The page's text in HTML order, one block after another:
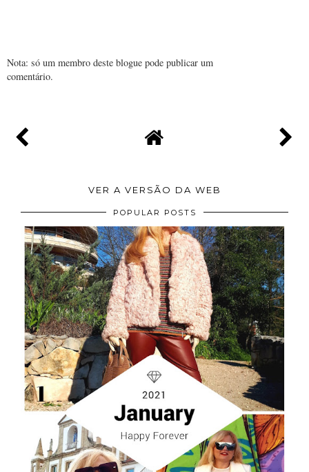
Nota: só um membro deste blogue pode publicar um
comentário.
VER A VERSÃO DA WEB
POPULAR POSTS